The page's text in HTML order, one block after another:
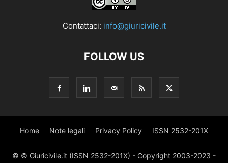
Contattaci: info@giuricivile.it
FOLLOW US
Home Note legali Privacy Policy ISSN 2532-201X
© © Giuricivile.it (ISSN 2532-201X) - Copyright 2003-2023 -